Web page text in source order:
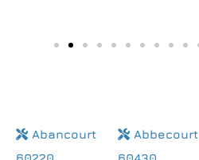
Abancourt
Abbecourt